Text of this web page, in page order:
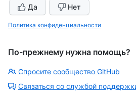
Да Нет
Политика конфиденциальности
По-прежнему нужна помощь?
Спросите сообщество GitHub
Связаться со службой